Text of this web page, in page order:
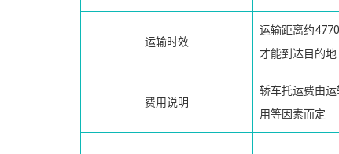
运输时效
运输距离约
才能到达目的地
费用说明
轿车托运费由
用等因素而定